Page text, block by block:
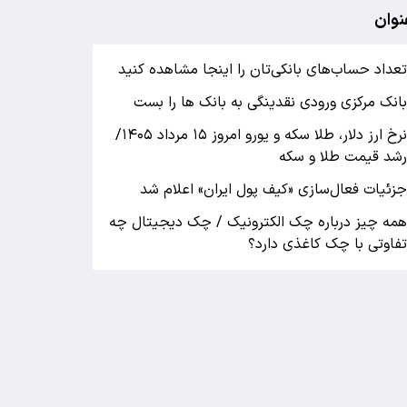
تعداد حساب‌های بانکی‌تان را اینجا مشاهده کنید
بانک مرکزی ورودی نقدینگی به بانک ها را بست
نرخ ارز دلار، طلا سکه و یورو امروز ۱۵ مرداد ۱۴۰۵/
رشد قیمت طلا و سکه
جزئیات فعال‌سازی «کیف پول ایران» اعلام شد
همه چیز درباره چک الکترونیک / چک دیجیتال چه
تفاوتی با چک کاغذی دارد؟